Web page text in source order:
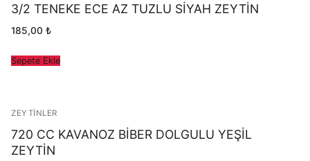
3/2 TENEKE ECE AZ TUZLU SİYAH ZEYTİN
185,00 ₺
Sepete Ekle
ZEYTINLER
720 CC KAVANOZ BİBER DOLGULU YEŞİL
ZEYTİN